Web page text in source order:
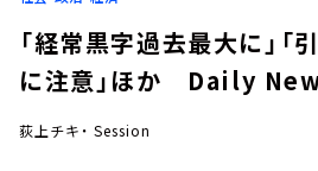
「経常黒字過去最大に」「
に注意」ほか Daily
荻上チキ・ Session